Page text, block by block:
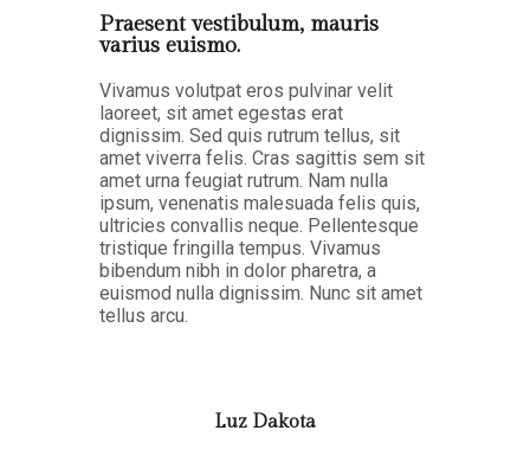
Praesent vestibulum, mauris
varius euismo.
Vivamus volutpat eros pulvinar velit
laoreet, sit amet egestas erat
dignissim. Sed quis rutrum tellus, sit
amet viverra felis. Cras sagittis sem sit
amet urna feugiat rutrum. Nam nulla
ipsum, venenatis malesuada felis quis,
ultricies convallis neque. Pellentesque
tristique fringilla tempus. Vivamus
bibendum nibh in dolor pharetra, a
euismod nulla dignissim. Nunc sit amet
tellus arcu.
Luz Dakota